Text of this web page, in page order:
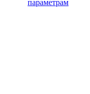
параметрам